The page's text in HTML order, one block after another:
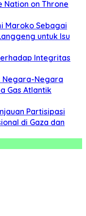
Nation on Throne
Maroko Sebagai
untuk Isu
Integritas
Negara-Negara
Gas Atlantik
Partisipasi
di Gaza dan